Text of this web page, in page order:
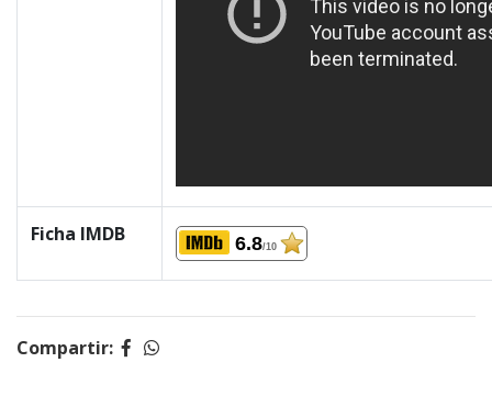
Ficha IMDB 6.8/10
Compartir: